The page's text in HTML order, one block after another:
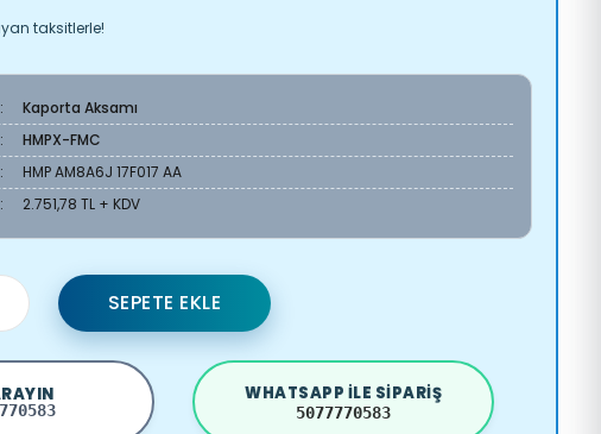
taksitlerle!
Kaporta Aksamı
HMPX-FMC
HMP AM8A6J 17F017 AA
2.751,78 TL + KDV
SEPETE EKLE
WHATSAPP ILE SIPARIŞ
5077770583